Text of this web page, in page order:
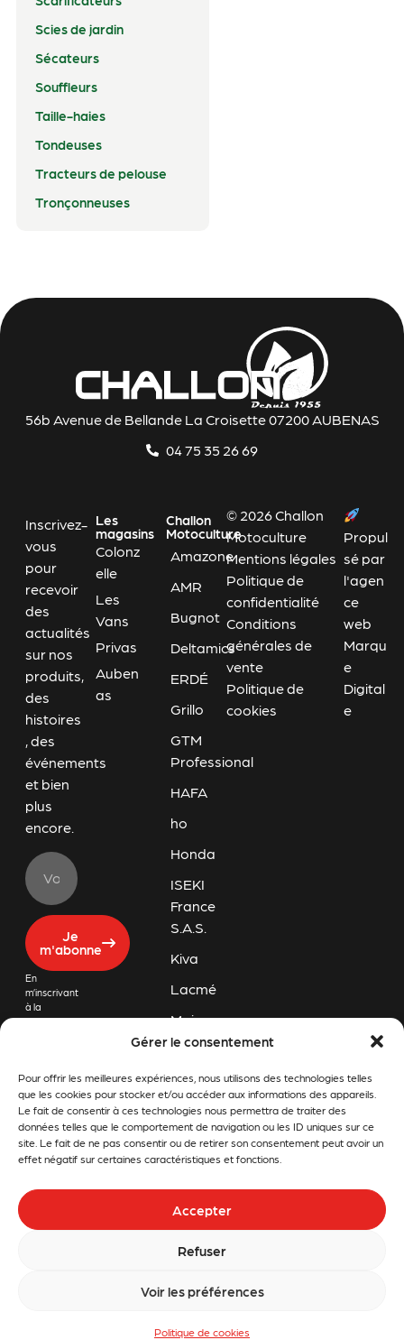
Gérer le consentement
Pour offrir les meilleures expériences, nous utilisons des technologies telles
que les cookies pour stocker et/ou accéder aux informations des appareils.
Le fait de consentir à ces technologies nous permettra de traiter des
données telles que le comportement de navigation ou les ID uniques sur ce
site. Le fait de ne pas consentir ou de retirer son consentement peut avoir un
effet négatif sur certaines caractéristiques et fonctions.
Accepter
Refuser
Voir les préférences
Politique de cookies
Scies de jardin
Sécateurs
Souffleurs
Taille-haies
Tondeuses
Tracteurs de pelouse
Tronçonneuses
56b Avenue de Bellande La Croisette 07200 AUBENAS
04 75 35 26 69
Inscrivez-
vous
pour
recevoir
des
actualités
sur nos
produits,
des
histoires
, des
événements
et bien
plus
encore.
Je
m'abonne
En
m’inscrivant
à la
newsletter
que mon
adresse
email soit
conservée
recevoir les
dernières
et offres
en lien avec
Les
magasins
Colonz
elle
Les
Vans
Privas
Auben
as
Challon
Motoculture
Amazone
AMR
Bugnot
Deltamics
ERDÉ
Grillo
GTM
Professional
HAFA
ho
Honda
ISEKI
France
S.A.S.
Kiva
Lacmé
Majar
Orec
Pubert
Rapid
Snapper
Stihl
Tom
Press
© 2026 Challon
Motoculture
Mentions légales
Politique de
confidentialité
Conditions
générales de
vente
Politique de
cookies
Propul
sé par
l'agen
ce
web
Marqu
e
Digital
e